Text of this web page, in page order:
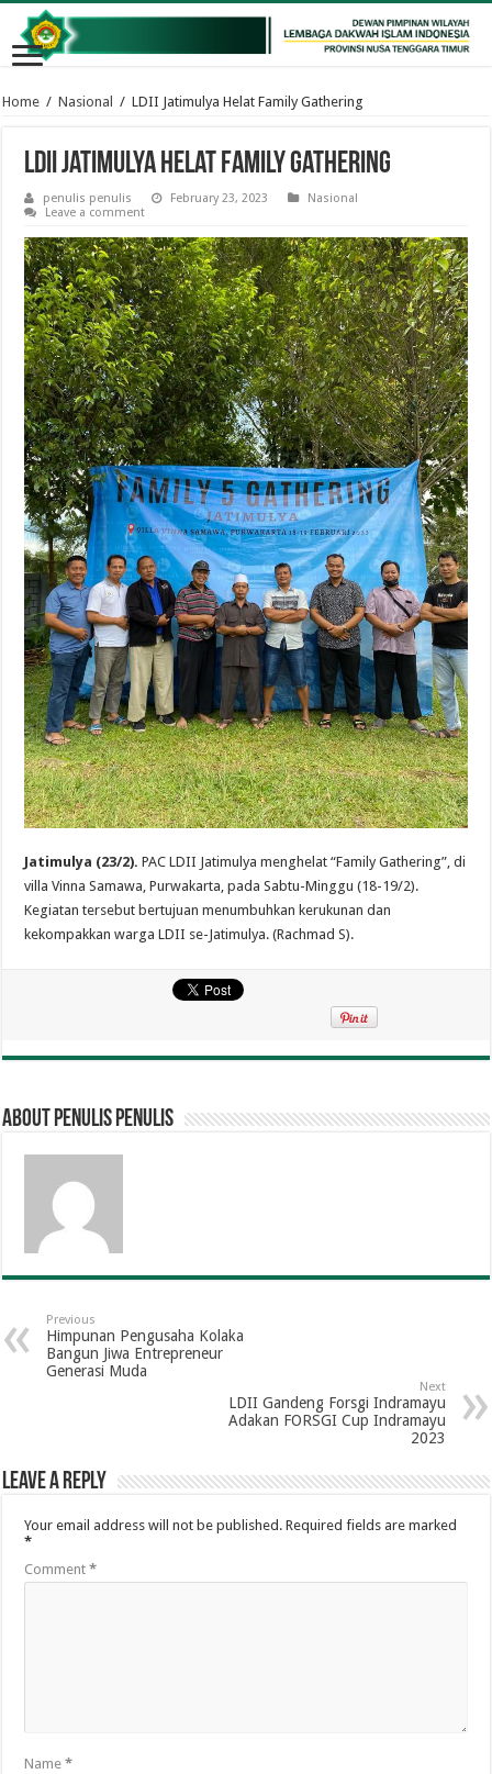
Home / Nasional / LDII Jatimulya Helat Family Gathering
LDII Jatimulya Helat Family Gathering
penulis penulis February 23, 2023
Nasional
Leave a comment
Jatimulya (23/2). PAC LDII Jatimulya menghelat “Family Gathering”, di
villa Vinna Samawa, Purwakarta, pada Sabtu-Minggu (18-19/2).
Kegiatan tersebut bertujuan menumbuhkan kerukunan dan
kekompakkan warga LDII se-Jatimulya. (Rachmad S).
About penulis penulis
Previous
Himpunan Pengusaha Kolaka
Bangun Jiwa Entrepreneur
Generasi Muda
Next
LDII Gandeng Forsgi Indramayu
Adakan FORSGI Cup Indramayu
2023
Leave a Reply
Your email address will not be published. Required fields are marked
*
Comment*
Name*